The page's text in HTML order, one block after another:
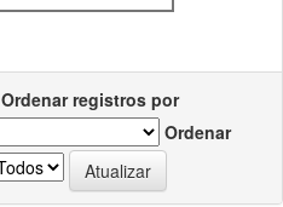
Ordenar registros por
Ordenar